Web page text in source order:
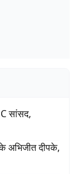
सांसद,
अभिजीत दीपके,